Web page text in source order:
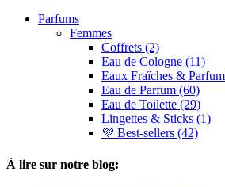
Parfums
Femmes
Coffrets (2)
Eau de Cologne (11)
Eaux Fraîches &
Eau de Parfum (60)
Eau de Toilette (29)
Lingettes & Sticks (1)
💜 Best-sellers (42)
À lire sur notre blog: